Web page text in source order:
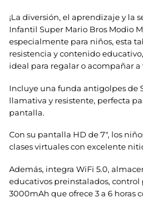
¡La diversión, el aprendizaje y la
Infantil Super Mario Bros Modio
especialmente para niños, esta
resistencia y contenido
ideal para regalar o acompañar
Incluye una funda antigolpes de
llamativa y resistente, perfecta
pantalla.
Con su pantalla HD de 7″, los
clases virtuales con excelente
Además, integra WiFi 5.0,
educativos preinstalados,
3000mAh que ofrece 3 a 6 horas